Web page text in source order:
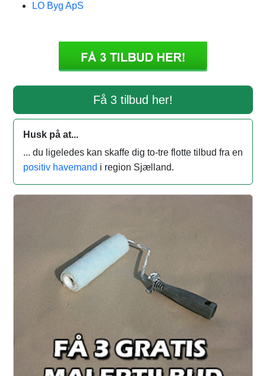
LO Byg ApS
Få 3 tilbud her!
Husk på at...
... du ligeledes kan skaffe dig to-tre flotte tilbud fra en
positiv havemand i region Sjælland.